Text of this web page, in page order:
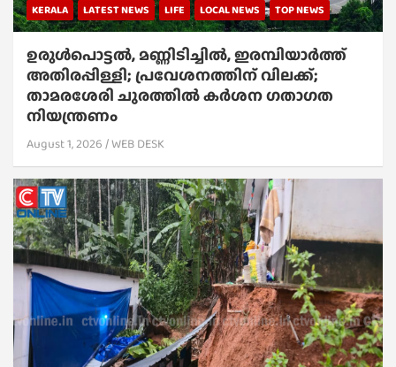
KERALA LATEST NEWS LIFE LOCAL NEWS TOP NEWS
ഉരുൾപൊട്ടൽ, മണ്ണിടിച്ചിൽ, ഇരമ്പിയാര്‍ത്ത്
അതിരപ്പിള്ളി; പ്രവേശനത്തിന് വിലക്ക്;
താമരശേരി ചുരത്തില്‍ കര്‍ശന ഗതാഗത
നിയന്ത്രണം
August 1, 2026 WEB DESK